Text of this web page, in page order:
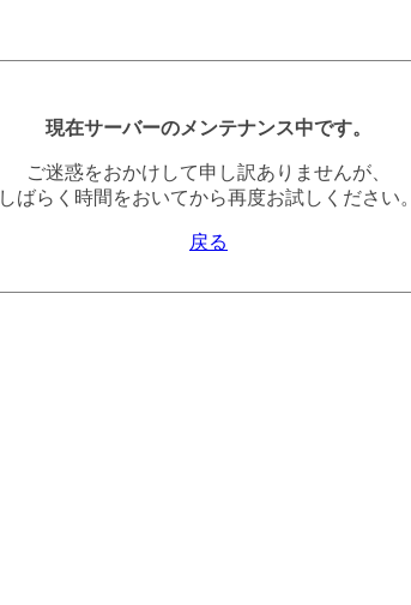
現在サーバーのメンテナンス中です。
ご迷惑をおかけして申し訳ありませんが、
しばらく時間をおいてから再度お試しください。
戻る